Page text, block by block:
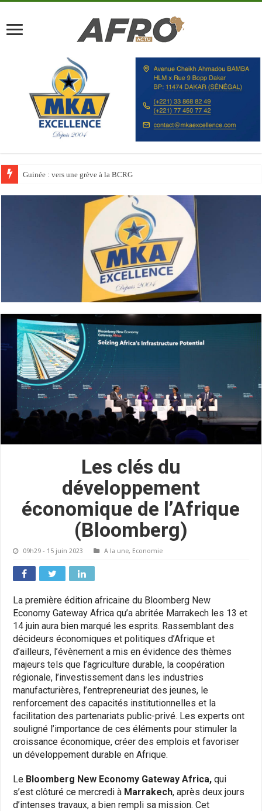
Discours à la Nation : Alassane Ouattara appelle les Ivoiriens à « l’unité,
Les clés du
développement
économique de l’Afrique
(Bloomberg)
09h29 - 15 juin 2023 A la une, Economie
La première édition africaine du Bloomberg New
Economy Gateway Africa qu’a abritée Marrakech les 13 et
14 juin aura bien marqué les esprits. Rassemblant des
décideurs économiques et politiques d’Afrique et
d’ailleurs, l’évènement a mis en évidence des thèmes
majeurs tels que l’agriculture durable, la coopération
régionale, l’investissement dans les industries
manufacturières, l’entrepreneuriat des jeunes, le
renforcement des capacités institutionnelles et la
facilitation des partenariats public-privé. Les experts ont
souligné l’importance de ces éléments pour stimuler la
croissance économique, créer des emplois et favoriser
un développement durable en Afrique.
Le Bloomberg New Economy Gateway Africa, qui
s’est clôturé ce mercredi à Marrakech, après deux jours
d’intenses travaux, a bien rempli sa mission. Cet